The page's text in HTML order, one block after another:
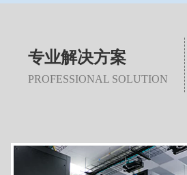
专业解决方案
PROFESSIONAL SOLUTION